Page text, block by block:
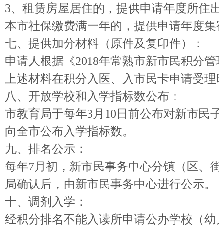
3、租赁房屋居住的，提供申请年度所住
本市社保缴费满一年的，提供申请年度
七、提供加分材料（原件及复印件）：
申请人根据《2018年常熟市新市民积分
上述材料在积分入医、入市民卡申请受
八、开放学校和入学指标数公布：
市教育局于每年3月10日前公布对新市民
向全市公布入学指标数。
九、排名公示：
每年7月初，新市民事务中心分镇（区、
局确认后，由新市民事务中心进行公示。
十、调剂入学：
经积分排名不能入读所申请公办学校（